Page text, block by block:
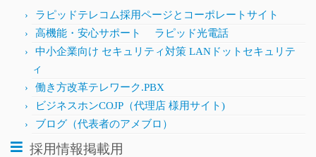
ラピッドテレコム採用ページとコーポレートサイト
高機能・安心サポート ラピッド光電話
中小企業向け セキュリティ対策 LANドットセキュリテ
ィ
働き方改革テレワーク.PBX
ビジネスホンCOJP（代理店 様用サイト)
ブログ（代表者のアメブロ）
採用情報掲載用